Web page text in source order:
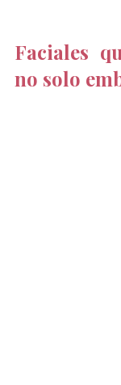
Faciales
no solo